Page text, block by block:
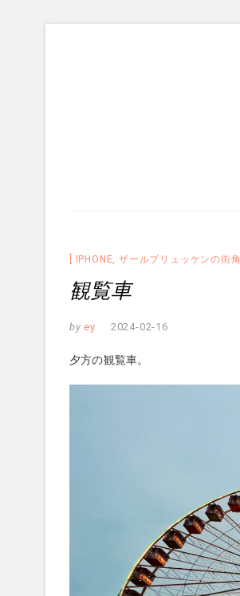
IPHONE,ザールブリュッケンの街角
観覧車
by ey 2024-02-16
夕方の観覧車。